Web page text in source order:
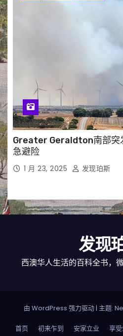
Greater Geraldton南部突
急避险
1 月 23, 2025 发现珀斯
发现
西澳华人生活的百科全书
由 WordPress 强力驱动| 主题:
首页 初来乍到 安家立业 享